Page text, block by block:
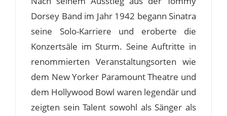
Dorsey Band im Jahr 1942 begann Sinatra
seine Solo-Karriere und eroberte die
Konzertsäle im Sturm. Seine Auftritte in
renommierten Veranstaltungsorten wie
dem New Yorker Paramount Theatre und
dem Hollywood Bowl waren legendär und
zeigten sein Talent sowohl als Sänger als